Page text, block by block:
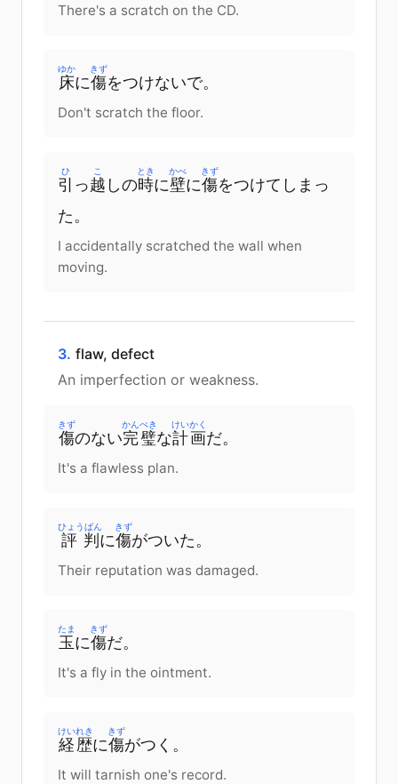
There's a scratch on the CD.
床
ゆか
に傷
きず
をつけないで。
Don't scratch the floor.
引
ひ
っ越
こ
しの時
とき
に壁
かべ
に傷
きず
をつけて しまっ
た 。
I accidentally scratched the wall when
moving.
3. flaw, defect
An imperfection or weakness.
傷
きず
のない完璧
かんぺき
な計画
けいかく
だ。
It's a flawless plan.
評判
ひょうばん
に傷
きず
がついた 。
Their reputation was damaged.
玉
たま
に傷
きず
だ。
It's a fly in the ointment.
経歴
けいれき
に傷
きず
がつく 。
It will tarnish one's record.